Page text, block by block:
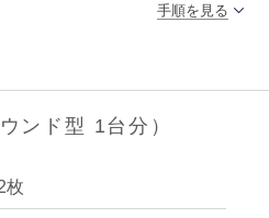
手順を見る
ンド型 1台分）
枚